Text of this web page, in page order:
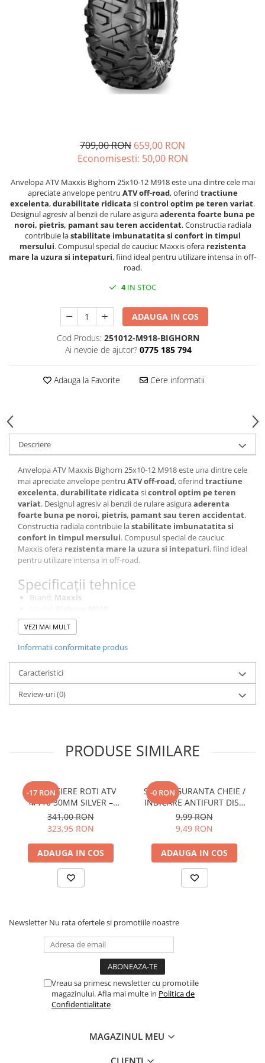
MODEL ATV CAN-AM
400 - 600 cmc. (65)
600 - 800 cmc. (29)
800 - 1000 cmc. (81)
SXS
MOTOCICLETE
MOTO COPII
RYKER
SKIJET
ECHIPAMENTE
Casti
Ochelari
Manusi
Tricouri
Pantaloni
Set Complet
Geanta
Rucsac
Protectii
Sosete
Armura
ECHIPAMENTE MOTO
Casti
Ochelari
Rucsac
Protectii
ECHIPAMENTE COPII
Pantaloni
Set Complet
ECHIPAMENTE SKIJET
ACCESORII IARNA ATV / SSV
709,00 RON 659,00 RON
Economisesti: 50,00 RON
Anvelopa ATV Maxxis Bighorn 25x10-12 M918 este una dintre cele mai
apreciate anvelope pentru ATV off-road, oferind tractiune
excelenta,durabilitate ridicata sicontrol optim pe teren variat.
Designul agresiv al benzii de rulare asiguraaderenta foarte buna pe
noroi, pietris, pamant sau teren accidentat. Constructia radiala
contribuie lastabilitate imbunatatita si confort in timpul
mersului. Compusul special de cauciuc Maxxis ofera rezistenta
mare la uzura si intepaturi, fiind ideal pentru utilizare intensa in off-
road.
4IN STOC
ADAUGA IN COS
Cod Produs: 251012-M918-BIGHORN
Ai nevoie de ajutor? 0775 185 794
Adauga la Favorite Cere informatii
Descriere
Anvelopa ATV Maxxis Bighorn 25x10-12 M918 este una dintre cele
mai apreciate anvelope pentru ATV off-road, oferind tractiune
excelenta,durabilitate ridicata sicontrol optim pe teren
variat. Designul agresiv al benzii de rulare asiguraaderenta
foarte buna pe noroi, pietris, pamant sau teren accidentat.
Constructia radiala contribuie lastabilitate imbunatatita si
confort in timpul mersului. Compusul special de cauciuc
Maxxis ofera rezistenta mare la uzura si intepaturi, fiind ideal
pentru utilizare intensa in off-road.
Specificații tehnice
Brand: Maxxis
Tip:Anvelopa ATV off-road
Dimensiune: 25x10-12
Constructie:
Radiala pentru stabilitate si confort
Agresiv pentru tractiune ridicata
Teren recomandat:Noroi, pamant, pietris, off-road variat
Durabilitate:
VEZI MAI MULT
Informatii conformitate produs
Caracteristici
Review-uri(0)
PRODUSE SIMILARE
-17 RON
DISTANTIERE ROTI ATV
4/110 30MM SILVER –
CFMOTO / YAMAHA /
SUZUKI (PREZON M10x1.25)
341,00 RON
323,95 RON
ADAUGA IN COS
-0 RON
SNUR SIGURANTA CHEIE /
INDICARE ANTIFURT DISC
ATV / MOTO / JETSKI /
SNOWMOBILE - OX795
9,99 RON
9,49 RON
ADAUGA IN COS
Newsletter Nu rata ofertele si promotiile noastre
Vreau sa primesc newsletter cu promotiile
magazinului. Afla mai multe in Politica de
Confidentialitate
MAGAZINUL MEU